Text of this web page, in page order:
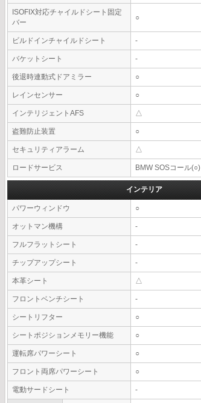
ISOFIX対応チャイルドシート固定
バー
○
ビルドインチャイルドシート -
バケットシート -
後退時連動式ドアミラー ○
レインセンサー ○
インテリジェントAFS △
盗難防止装置 ○
セキュリティアラーム △
ロードサービス BMW SOSコール(○)
インテリア
パワーウィンドウ ○
オットマン機構 -
フルフラットシート -
チップアップシート -
本革シート △
フロントベンチシート -
シートリフター ○
シートポジションメモリー機能 ○
運転席パワーシート ○
フロント両席パワーシート ○
電動サードシート -